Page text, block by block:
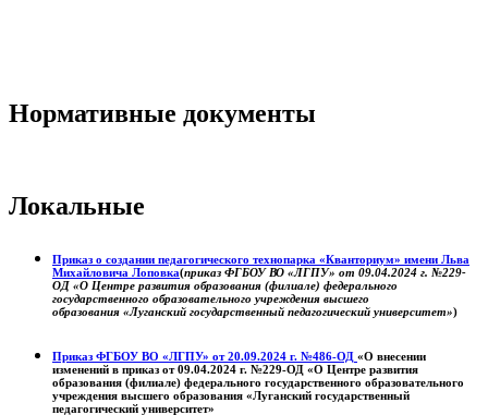
Нормативные документы
Локальные
Приказ о создании педагогического технопарка «Кванториум» имени Льва
Михайловича Лоповка(приказ ФГБОУ ВО «ЛГПУ» от 09.04.2024 г. №229-
ОД «О Центре развития образования (филиале) федерального
государственного образовательного учреждения высшего
образования «Луганский государственный педагогический университет»)
Приказ ФГБОУ ВО «ЛГПУ» от 20.09.2024 г. №486-ОД «О внесении
изменений в приказ от 09.04.2024 г. №229-ОД «О Центре развития
образования (филиале) федерального государственного образовательного
учреждения высшего образования «Луганский государственный
педагогический университет»